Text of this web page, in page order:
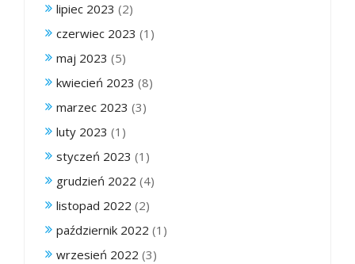
lipiec 2023 (2)
czerwiec 2023 (1)
maj 2023 (5)
kwiecień 2023 (8)
marzec 2023 (3)
luty 2023 (1)
styczeń 2023 (1)
grudzień 2022 (4)
listopad 2022 (2)
październik 2022 (1)
wrzesień 2022 (3)